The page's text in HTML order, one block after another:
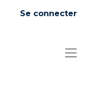
Se connecter